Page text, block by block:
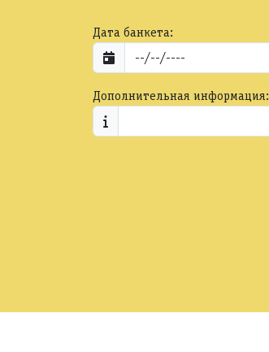
Дата банкета:
Дополнительная информация: